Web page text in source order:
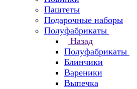
Паштеты
Подарочные наборы
Полуфабрикаты
Назад
Полуфабрикаты
Блинчики
Вареники
Выпечка